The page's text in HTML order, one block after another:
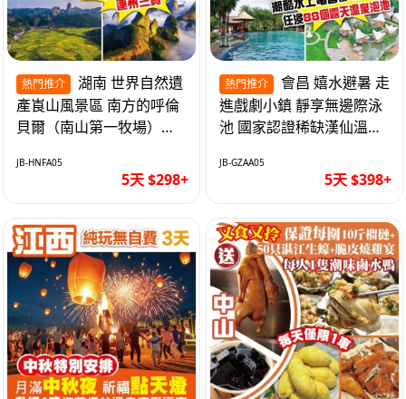
熱門推介
產崀山風景區 南方的呼倫
貝爾（南山第一牧場）夜
巴士5天
JB-HNFA05
5天 $298+
熱門推介
進戲劇小鎮 靜享無邊際泳
池 國家認證稀缺漢仙溫泉
天
JB-GZAA05
5天 $398+